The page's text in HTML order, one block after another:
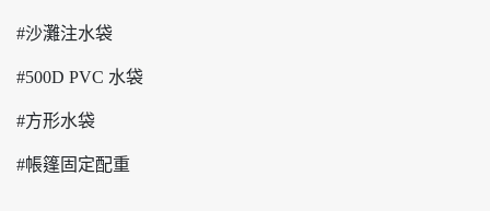
#沙灘注水袋
#500D PVC 水袋
#方形水袋
#帳篷固定配重